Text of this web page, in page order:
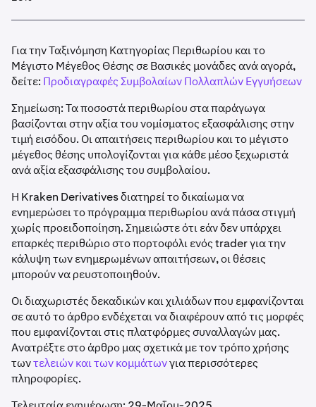
Για την Ταξινόμηση Κατηγορίας Περιθωρίου και το
Μέγιστο Μέγεθος Θέσης σε Βασικές μονάδες ανά αγορά,
δείτε: Προδιαγραφές Συμβολαίων Πολλαπλών Εγγυήσεων
Σημείωση: Τα ποσοστά περιθωρίου στα παράγωγα
βασίζονται στην αξία του νομίσματος εξασφάλισης στην
τιμή εισόδου. Οι απαιτήσεις περιθωρίου και το μέγιστο
μέγεθος θέσης υπολογίζονται για κάθε μέσο ξεχωριστά
ανά αξία εξασφάλισης του συμβολαίου.
Η Kraken Derivatives διατηρεί το δικαίωμα να
ενημερώσει το πρόγραμμα περιθωρίου ανά πάσα στιγμή
χωρίς προειδοποίηση. Σημειώστε ότι εάν δεν υπάρχει
επαρκές περιθώριο στο πορτοφόλι ενός trader για την
κάλυψη των ενημερωμένων απαιτήσεων, οι θέσεις
μπορούν να ρευστοποιηθούν.
Οι διαχωριστές δεκαδικών και χιλιάδων που εμφανίζονται
σε αυτό το άρθρο ενδέχεται να διαφέρουν από τις μορφές
που εμφανίζονται στις πλατφόρμες συναλλαγών μας.
Ανατρέξτε στο άρθρο μας σχετικά με τον τρόπο χρήσης
τωντελειών και των κομμάτωνγια περισσότερες
πληροφορίες.